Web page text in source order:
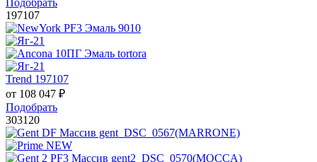
Подобрать
197107
Trend 197107
от 108 047 ₽
Подобрать
303120